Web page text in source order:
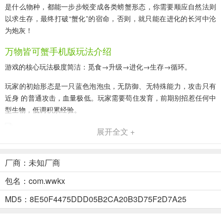
是什么物种，都能一步步蜕变成各类螃蟹形态，你需要顺应自然法则
以求生存，最终打破“蟹化”的宿命，否则，就只能在进化的长河中沦
为炮灰！
万物皆可蟹手机版玩法介绍
游戏的核心玩法极度简洁：觅食→升级→进化→生存→循环。
玩家的初始形态是一只蓝色泡泡虫，无防御、无特殊能力，攻击只有
近身 的普通攻击，血量极低。玩家需要苟住发育，前期别招惹任何中
型生物，低调积累经验。
一种进化对应专属属性 / 技能加成，几乎所有进化都会直接体现在外
形上，玩家所操控的生物会从泡泡虫逐渐变成奇美拉缝合怪，越后期
越抽象。
玩家需要在游戏当中不断进化变强，存活到时间结束，或者挑战随机
展开全文 +
厂商：未知厂商
包名：com.wwkx
MD5：8E50F4475DDD05B2CA20B3D75F2D7A25